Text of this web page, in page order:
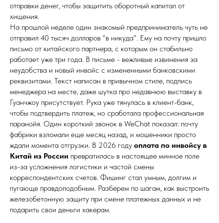
отправки денег, чтобы защитить оборотный капитал от
хищения.
На прошлой неделе один знакомый предприниматель чуть не
отправил 40 тысяч долларов "в никуда". Ему на почту пришло
письмо от китайского партнера, с которым он стабильно
работает уже три года. В письме - вежливые извинения за
неудобства и новый инвойс с измененными банковскими
реквизитами. Текст написан в привычном стиле, подпись
менеджера на месте, даже шутка про недавнюю выставку в
Гуанчжоу присутствует. Рука уже тянулась в клиент-банк,
чтобы подтвердить платеж, но сработала профессиональная
паранойя. Один короткий звонок в WeChat показал: почту
фабрики взломали еще месяц назад, и мошенники просто
ждали момента отгрузки. В 2026 году оплата по инвойсу в
Китай из России превратилась в настоящее минное поле
из-за усложнения логистики и частой смены
корреспондентских счетов. Фишинг стал умным, долгим и
пугающе правдоподобным. Разберем по шагам, как выстроить
железобетонную защиту при смене платежных данных и не
подарить свои деньги хакерам.